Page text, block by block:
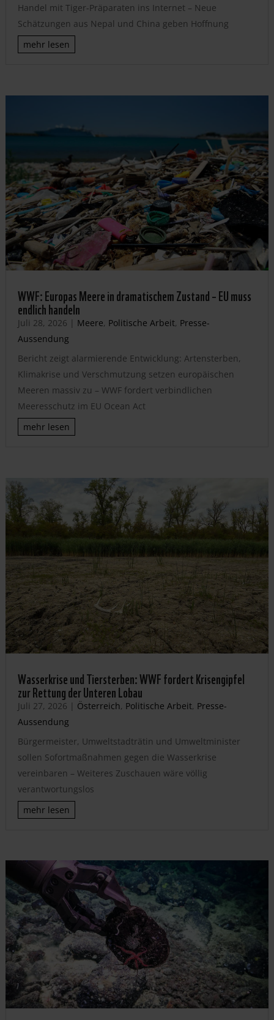
Handel mit Tiger-Präparaten ins Internet – Neue
Schätzungen aus Nepal und China geben Hoffnung
mehr lesen
WWF: Europas Meere in dramatischem Zustand – EU muss
endlich handeln
Juli 28, 2026 | Meere, Politische Arbeit, Presse-
Aussendung
Bericht zeigt alarmierende Entwicklung: Artensterben,
Klimakrise und Verschmutzung setzen europäischen
Meeren massiv zu – WWF fordert verbindlichen
Meeresschutz im EU Ocean Act
mehr lesen
Wasserkrise und Tiersterben: WWF fordert Krisengipfel
zur Rettung der Unteren Lobau
Juli 27, 2026 | Österreich, Politische Arbeit, Presse-
Aussendung
Bürgermeister, Umweltstadträtin und Umweltminister
sollen Sofortmaßnahmen gegen die Wasserkrise
vereinbaren – Weiteres Zuschauen wäre völlig
verantwortungslos
mehr lesen